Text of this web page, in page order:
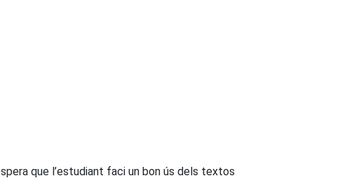
que l’estudiant faci un bon ús dels textos